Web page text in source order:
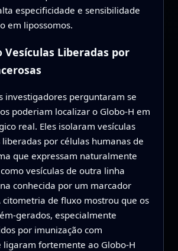
especificidade e sensibilidade
em lipossomos.
Vesículas Liberadas por
investigadores perguntaram se
poderiam localizar o Globo-H em
real. Eles isolaram vesículas
por células humanas de
que expressam naturalmente
vesículas de outra linha
conhecida por um marcador
citometria de fluxo mostrou que os
gerados, especialmente
por imunização com
ligaram fortemente ao Globo-H